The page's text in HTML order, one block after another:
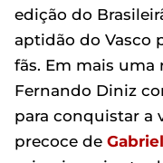
edição do
aptidão do Vasco
fãs. Em mais uma
Fernando Diniz
para conquistar a
precoce de